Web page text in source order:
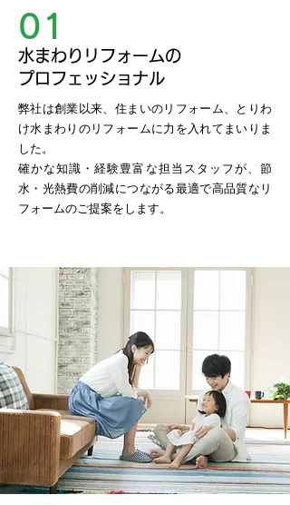
01
水まわりリフォームの
プロフェッショナル
弊社は創業以来、住まいのリフォーム、とりわ
け水まわりのリフォームに力を入れてまいりま
した。
確かな知識・経験豊富な担当スタッフが、節
水・光熱費の削減につながる最適で高品質なリ
フォームのご提案をします。